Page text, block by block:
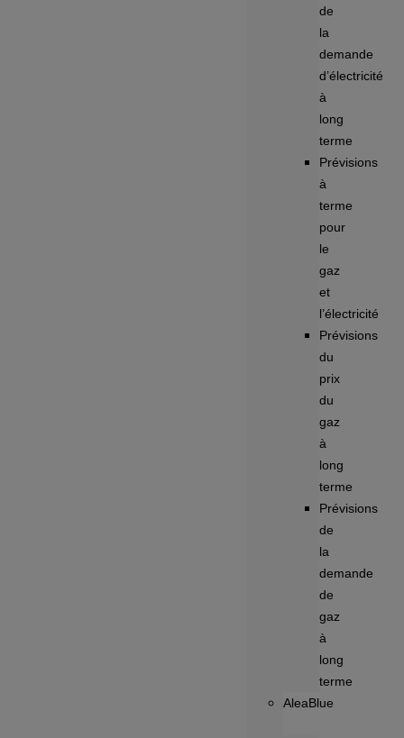
de
la
demande
d’électricité
à
long
terme
Prévisions
à
terme
pour
le
gaz
et
l’électricité
Prévisions
du
prix
du
gaz
à
long
terme
Prévisions
de
la
demande
de
gaz
à
long
terme
AleaBlue